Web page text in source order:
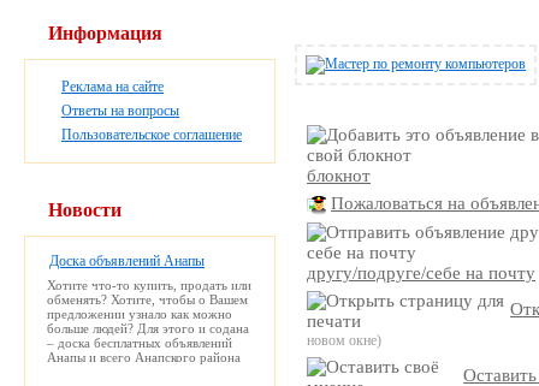
блокнот
Пожаловаться на
другу/подруге/себе на почту
новом окне)
Информация
Реклама на сайте
Ответы на вопросы
Пользовательское соглашение
Новости
Доска объявлений Анапы
Хотите что-то купить, продать или
обменять? Хотите, чтобы о Вашем
предложении узнало как можно
больше людей? Для этого и содана
– доска бесплатных объявлений
Анапы и всего Анапского района